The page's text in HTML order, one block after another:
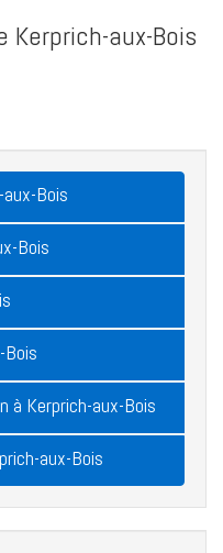
Kerprich-aux-Bois
Bois
Bois
à Kerprich-aux-Bois
aux-Bois